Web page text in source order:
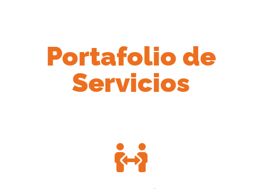
Portafolio de
Servicios